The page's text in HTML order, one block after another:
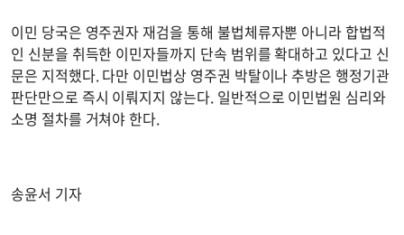
이민 당국은 영주권자 재검을 통해 불법체류자뿐 아니라 합법적
인 신분을 취득한 이민자들까지 단속 범위를 확대하고 있다고 신
문은 지적했다. 다만 이민법상 영주권 박탈이나 추방은 행정기관
판단만으로 즉시 이뤄지지 않는다. 일반적으로 이민법원 심리와
소명 절차를 거쳐야 한다.
송윤서 기자